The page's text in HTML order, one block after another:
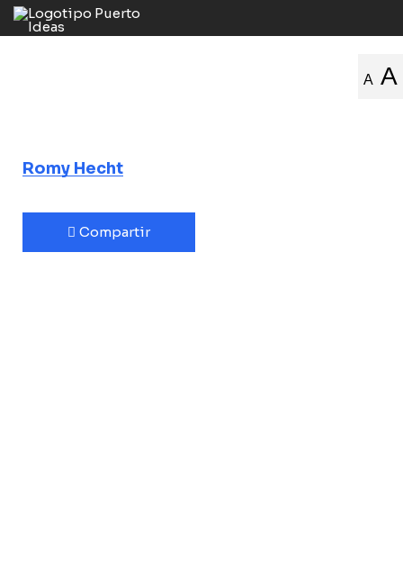
A A
Romy Hecht
Compartir